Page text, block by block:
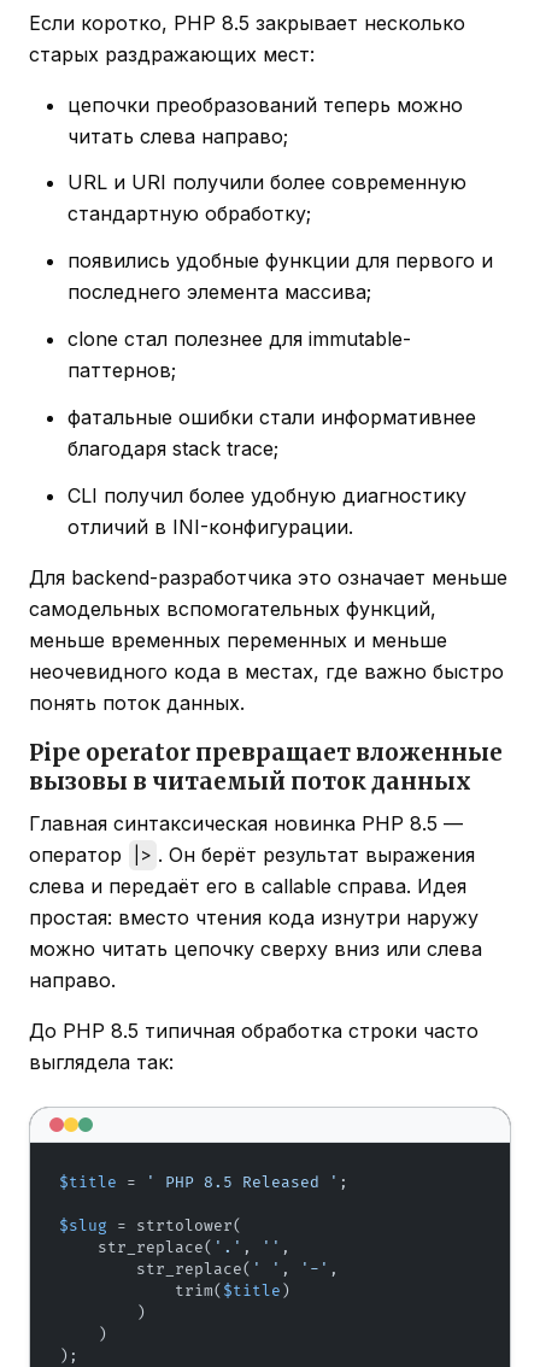
Если коротко, PHP 8.5 закрывает несколько
старых раздражающих мест:
цепочки преобразований теперь можно
читать слева направо;
URL и URI получили более современную
стандартную обработку;
появились удобные функции для первого и
последнего элемента массива;
clone стал полезнее для immutable-
паттернов;
фатальные ошибки стали информативнее
благодаря stack trace;
CLI получил более удобную диагностику
отличий в INI-конфигурации.
Для backend-разработчика это означает меньше
самодельных вспомогательных функций,
меньше временных переменных и меньше
неочевидного кода в местах, где важно быстро
понять поток данных.
Pipe operator превращает вложенные
вызовы в читаемый поток данных
Главная синтаксическая новинка PHP 8.5 —
оператор
|> . Он берёт результат выражения
слева и передаёт его в callable справа. Идея
простая: вместо чтения кода изнутри наружу
можно читать цепочку сверху вниз или слева
направо.
До PHP 8.5 типичная обработка строки часто
выглядела так:
$title = ' PHP 8.5 Released ' ;
$slug = strtolower(
    str_replace(
'.' , '' ,
        str_replace(
' ' , '-' ,
            trim(
$title )
        )
    )
);